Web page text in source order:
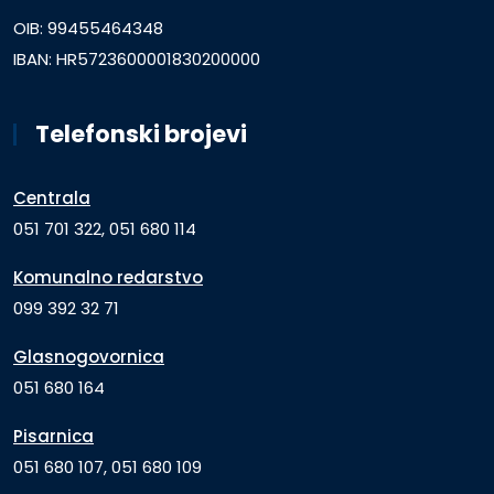
OIB: 99455464348
IBAN: HR5723600001830200000
Telefonski brojevi
Centrala
051 701 322, 051 680 114
Komunalno redarstvo
099 392 32 71
Glasnogovornica
051 680 164
Pisarnica
051 680 107, 051 680 109